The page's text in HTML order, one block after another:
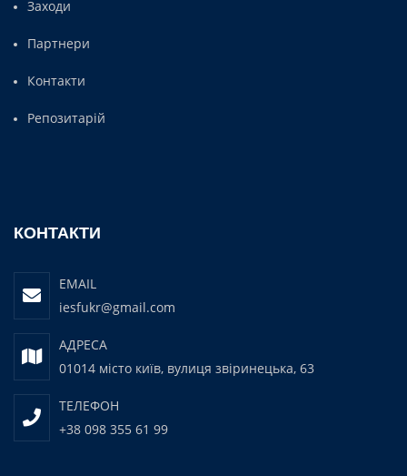
Заходи
Партнери
Контакти
Репозитарій
КОНТАКТИ
EMAIL
iesfukr@gmail.com
АДРЕСА
01014 місто київ, вулиця звіринецька, 63
ТЕЛЕФОН
+38 098 355 61 99